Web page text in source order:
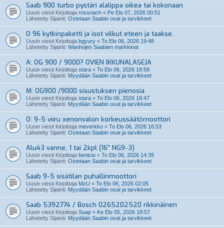
Saab 900 turbo pystäri alalippa oikea tai kokonaan
Uusin viesti Kirjoittaja rossnach « Pe Elo 07, 2026 00:51
Lähetetty Sijainti: Ostetaan Saabin osat ja tarvikkeet
O 96 kytkinpaketti ja isot vilkut eteen ja taakse.
Uusin viesti Kirjoittaja bgyury « To Elo 06, 2026 19:48
Lähetetty Sijainti: Wanhojen Saabien markkinat
A: OG 900 / 9000? OVIEN IKKUNALASEJA
Uusin viesti Kirjoittaja stara « To Elo 06, 2026 18:58
Lähetetty Sijainti: Myydään Saabin osat ja tarvikkeet
M: OG900 /9000 sisustuksen pienosia
Uusin viesti Kirjoittaja stara « To Elo 06, 2026 18:47
Lähetetty Sijainti: Myydään Saabin osat ja tarvikkeet
O: 9-5 viiru xenonvalon korkeussäätömoottori
Uusin viesti Kirjoittaja meverkko « To Elo 06, 2026 16:53
Lähetetty Sijainti: Ostetaan Saabin osat ja tarvikkeet
Alu43 vanne, 1 tai 2kpl (16" NG9-3)
Uusin viesti Kirjoittaja benicio « To Elo 06, 2026 14:39
Lähetetty Sijainti: Ostetaan Saabin osat ja tarvikkeet
Saab 9-5 sisätilan puhallinmoottori
Uusin viesti Kirjoittaja MzU « To Elo 06, 2026 02:05
Lähetetty Sijainti: Myydään Saabin osat ja tarvikkeet
Saab 5392774 / Bosch 0265202520 rikkinäinen
Uusin viesti Kirjoittaja Suap « Ke Elo 05, 2026 18:57
Lähetetty Sijainti: Myydään Saabin osat ja tarvikkeet